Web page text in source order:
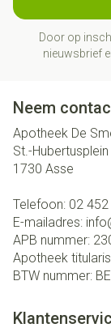
Door op
nieuwsbrief
Neem
Apotheek De
St.-Hubertusplein
1730 Asse
Telefoon: 02
E-mailadres:
APB nummer:
Apotheek
BTW nummer: